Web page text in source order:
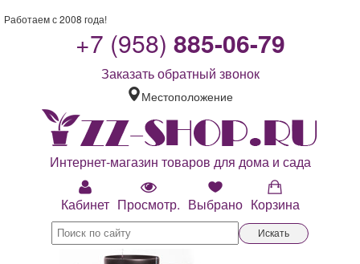
Работаем с 2008 года!
+7 (958) 885-06-79
Заказать обратный звонок
Местоположение
Интернет-магазин товаров для дома и сада
Кабинет Просмотр. Выбрано Корзина
Искать